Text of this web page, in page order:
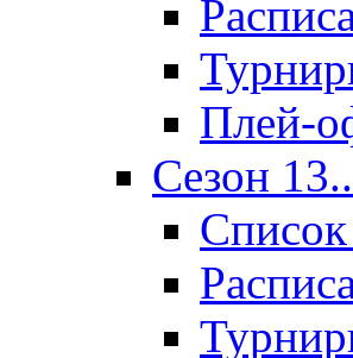
Плей-
Сезон
Список